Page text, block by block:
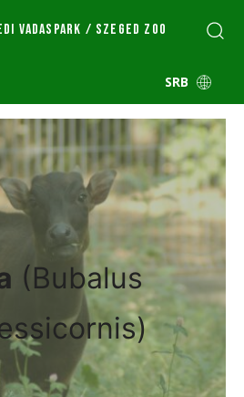
VADASPARK / SZEGED ZOO
SRB
(Bubalus